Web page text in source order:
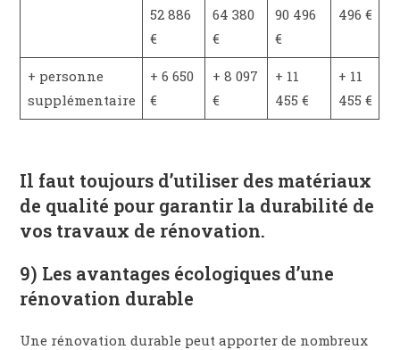
52 886
€
64 380
€
90 496
€
496 €
+ personne
supplémentaire
+ 6 650
€
+ 8 097
€
+ 11
455 €
+ 11
455 €
Il faut toujours d’utiliser des matériaux
de qualité pour garantir la durabilité de
vos travaux de rénovation.
9) Les avantages écologiques d’une
rénovation durable
Une rénovation durable peut apporter de nombreux